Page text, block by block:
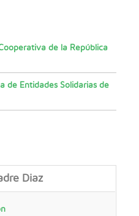
de la República
de Entidades Solidarias de
Diaz